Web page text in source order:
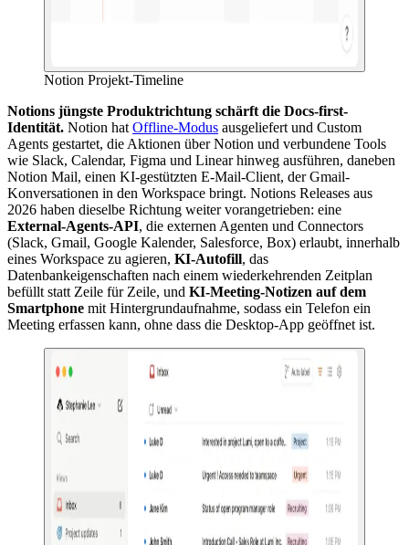
Notion Projekt-Timeline
Notions jüngste Produktrichtung schärft die Docs-first-
Identität. Notion hat Offline-Modus ausgeliefert und Custom
Agents gestartet, die Aktionen über Notion und verbundene Tools
wie Slack, Calendar, Figma und Linear hinweg ausführen, daneben
Notion Mail, einen KI-gestützten E-Mail-Client, der Gmail-
Konversationen in den Workspace bringt. Notions Releases aus
2026 haben dieselbe Richtung weiter vorangetrieben: eine
External-Agents-API, die externen Agenten und Connectors
(Slack, Gmail, Google Kalender, Salesforce, Box) erlaubt, innerhalb
eines Workspace zu agieren, KI-Autofill, das
Datenbankeigenschaften nach einem wiederkehrenden Zeitplan
befüllt statt Zeile für Zeile, und KI-Meeting-Notizen auf dem
Smartphone mit Hintergrundaufnahme, sodass ein Telefon ein
Meeting erfassen kann, ohne dass die Desktop-App geöffnet ist.